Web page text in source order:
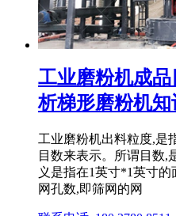
工业磨粉机成
析梯形磨粉机知
工业磨粉机出料粒度,是
目数来表示。所谓目数,
义是指在1英寸*1英寸
网孔数,即筛网的网